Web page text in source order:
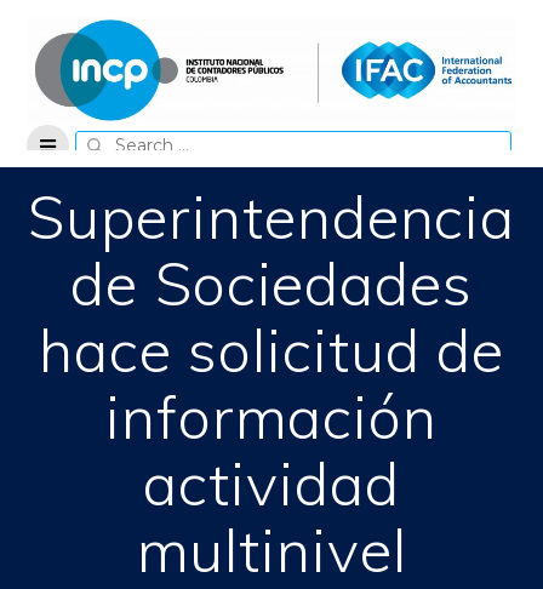
content
Search
for:
Superintendencia
de Sociedades
hace solicitud de
información
actividad
multinivel